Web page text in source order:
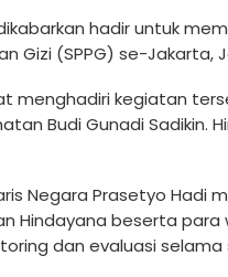
hadir untuk
Gizi (SPPG) se-Jakarta,
menghadiri kegiatan
Budi Gunadi Sadikin.
Negara Prasetyo Hadi
Hindayana beserta
dan evaluasi selama